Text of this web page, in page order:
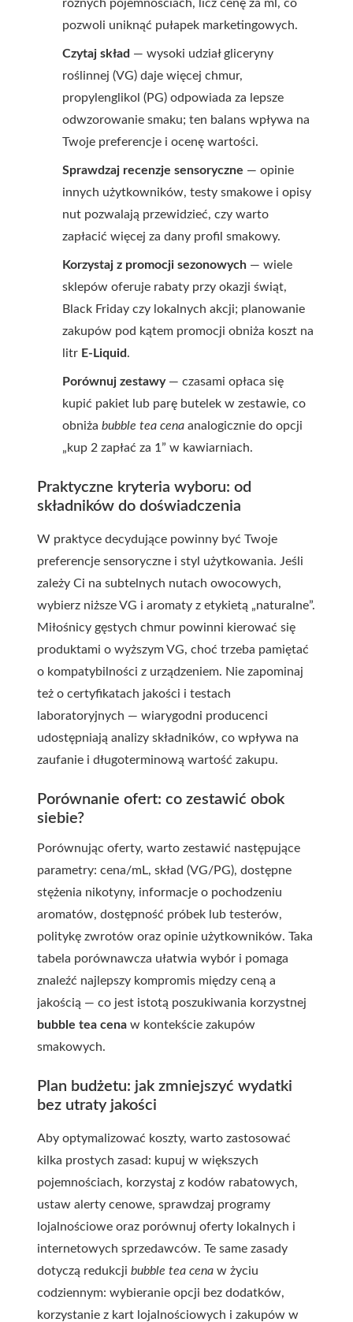
różnych pojemnościach, licz cenę za ml, co
pozwoli uniknąć pułapek marketingowych.
Czytaj skład — wysoki udział gliceryny
roślinnej (VG) daje więcej chmur,
propylenglikol (PG) odpowiada za lepsze
odwzorowanie smaku; ten balans wpływa na
Twoje preferencje i ocenę wartości.
Sprawdzaj recenzje sensoryczne — opinie
innych użytkowników, testy smakowe i opisy
nut pozwalają przewidzieć, czy warto
zapłacić więcej za dany profil smakowy.
Korzystaj z promocji sezonowych — wiele
sklepów oferuje rabaty przy okazji świąt,
Black Friday czy lokalnych akcji; planowanie
zakupów pod kątem promocji obniża koszt na
litr E-Liquid.
Porównuj zestawy— czasami opłaca się
kupić pakiet lub parę butelek w zestawie, co
obniża bubble tea cena analogicznie do opcji
„kup 2 zapłać za 1” w kawiarniach.
Praktyczne kryteria wyboru: od
składników do doświadczenia
W praktyce decydujące powinny być Twoje
preferencje sensoryczne i styl użytkowania. Jeśli
zależy Ci na subtelnych nutach owocowych,
wybierz niższe VG i aromaty z etykietą „naturalne”.
Miłośnicy gęstych chmur powinni kierować się
produktami o wyższym VG, choć trzeba pamiętać
o kompatybilności z urządzeniem. Nie zapominaj
też o certyfikatach jakości i testach
laboratoryjnych — wiarygodni producenci
udostępniają analizy składników, co wpływa na
zaufanie i długoterminową wartość zakupu.
Porównanie ofert: co zestawić obok
siebie?
Porównując oferty, warto zestawić następujące
parametry: cena/mL, skład (VG/PG), dostępne
stężenia nikotyny, informacje o pochodzeniu
aromatów, dostępność próbek lub testerów,
politykę zwrotów oraz opinie użytkowników. Taka
tabela porównawcza ułatwia wybór i pomaga
znaleźć najlepszy kompromis między ceną a
jakością — co jest istotą poszukiwania korzystnej
bubble tea cena w kontekście zakupów
smakowych.
Plan budżetu: jak zmniejszyć wydatki
bez utraty jakości
Aby optymalizować koszty, warto zastosować
kilka prostych zasad: kupuj w większych
pojemnościach, korzystaj z kodów rabatowych,
ustaw alerty cenowe, sprawdzaj programy
lojalnościowe oraz porównuj oferty lokalnych i
internetowych sprzedawców. Te same zasady
dotyczą redukcji bubble tea cena w życiu
codziennym: wybieranie opcji bez dodatków,
korzystanie z kart lojalnościowych i zakupów w